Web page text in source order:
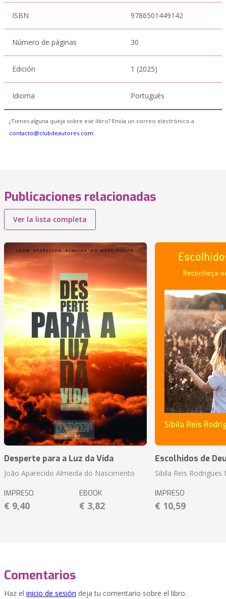
ISBN 9786501449142
Número de páginas 30
Edición 1 (2025)
Idioma Portugués
¿Tienes alguna queja sobre ese libro? Envía un correo electrónico a
contacto@clubdeautores.com
Publicaciones relacionadas
Ver la lista completa
Desperte para a Luz da Vida
João Aparecido Almeida do Nascimento
IMPRESO
€ 9,40
EBOOK
€ 3,82
Escolhidos de
Sibila Reis
IMPRESO
€ 10,59
Comentarios
Haz el inicio de sesión deja tu comentario sobre el libro.